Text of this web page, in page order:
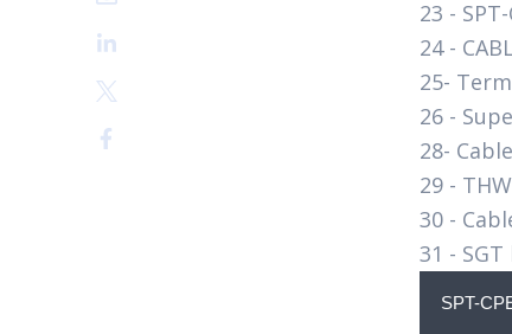
23 -
24 -
25-
26 -
28-
29 -
30 -
31 -
SPT-